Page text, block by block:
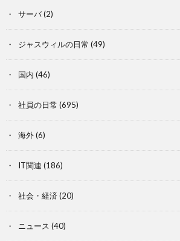
サーバ(2)
ジャスウィルの日常 (49)
国内 (46)
社員の日常 (695)
海外(6)
IT関連 (186)
社会・経済 (20)
ニュース (40)